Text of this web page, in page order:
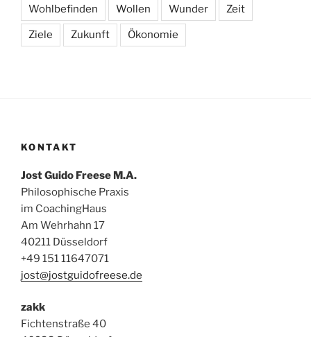
Wohlbefinden Wollen Wunder Zeit
Ziele Zukunft Ökonomie
KONTAKT
Jost Guido Freese M.A.
Philosophische Praxis
im CoachingHaus
Am Wehrhahn 17
40211 Düsseldorf
+49 151 11647071
jost@jostguidofreese.de
zakk
Fichtenstraße 40